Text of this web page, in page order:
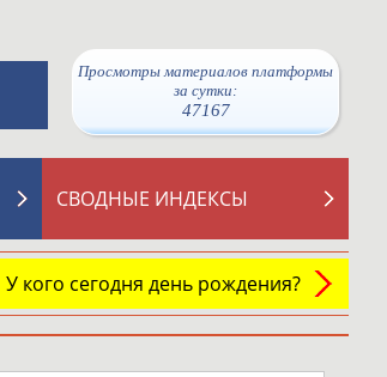
Просмотры материалов платформы
за сутки:
47167
СВОДНЫЕ ИНДЕКСЫ
У кого сегодня день рождения?